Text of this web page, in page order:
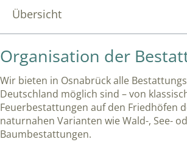
Übersicht
Organisation der
Wir bieten in Osnabrück alle
Deutschland möglich sind – von
Feuerbestattungen auf den Friedhöfen
naturnahen Varianten wie Wald-, See-
Baumbestattungen.